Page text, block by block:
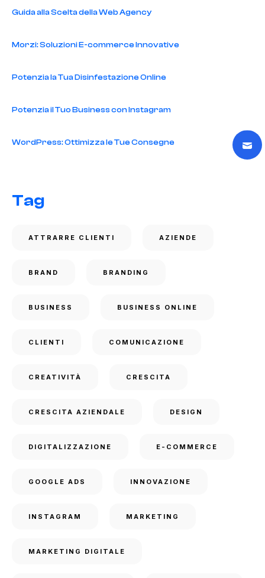
Guida alla Scelta della Web Agency
Morzi: Soluzioni E-commerce Innovative
Potenzia la Tua Disinfestazione Online
Potenzia il Tuo Business con Instagram
WordPress: Ottimizza le Tue Consegne
Tag
ATTRARRE CLIENTI AZIENDE
BRAND BRANDING
BUSINESS BUSINESS ONLINE
CLIENTI COMUNICAZIONE
CREATIVITÀ CRESCITA
CRESCITA AZIENDALE DESIGN
DIGITALIZZAZIONE E-COMMERCE
GOOGLE ADS INNOVAZIONE
INSTAGRAM MARKETING
MARKETING DIGITALE